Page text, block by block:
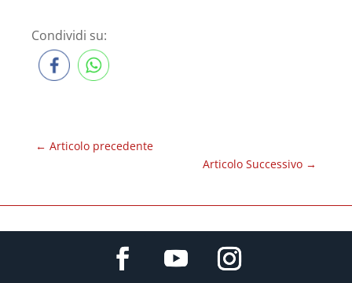
Condividi su:
← Articolo precedente
Articolo Successivo →